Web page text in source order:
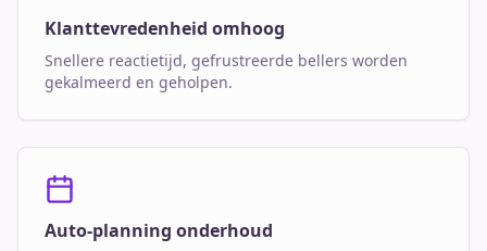
Klanttevredenheid omhoog
Snellere reactietijd, gefrustreerde bellers worden
gekalmeerd en geholpen.
Auto-planning onderhoud